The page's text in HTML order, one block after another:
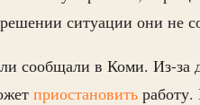
ситуации они не
сообщали в Коми. Из-за
приостановить